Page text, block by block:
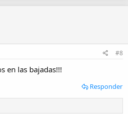
#8
en las bajadas!!!
Responder